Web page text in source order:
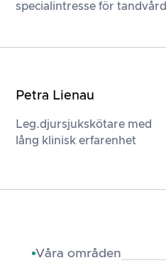
specialintresse för tandvård
Petra Lienau
Leg.djursjukskötare med
lång klinisk erfarenhet
Våra områden